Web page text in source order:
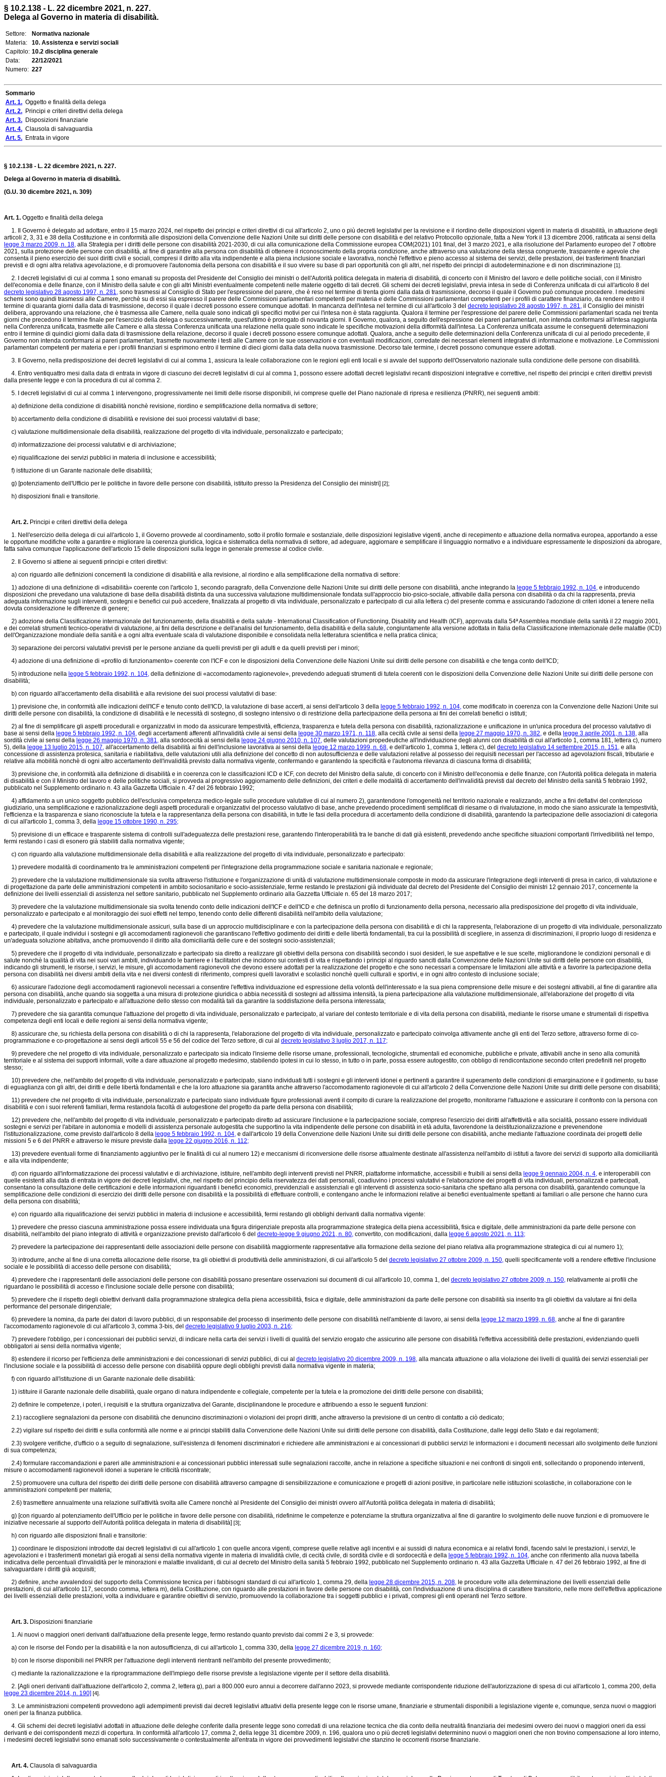
§ 10.2.138 - L. 22 dicembre 2021, n. 227.
Delega al Governo in materia di disabilità.
Settore:
Normativa nazionale
Materia:
10. Assistenza e servizi sociali
Capitolo: 10.2 disciplina generale
Data:
22/12/2021
Numero: 227
Sommario
Art. 1. Oggetto e finalità della delega
Art. 2. Principi e criteri direttivi della delega
Art. 3. Disposizioni finanziarie
Art. 4. Clausola di salvaguardia
Art. 5. Entrata in vigore
§ 10.2.138 - L. 22 dicembre 2021, n. 227.
Delega al Governo in materia di disabilità.
(G.U. 30 dicembre 2021, n. 309)
Art. 1. Oggetto e finalità della delega
1. Il Governo è delegato ad adottare, entro il 15 marzo 2024, nel rispetto dei principi e criteri direttivi di cui all'articolo 2, uno o più decreti legislativi per la revisione e il riordino delle disposizioni vigenti in materia di disabilità, in attuazione degli
articoli 2, 3, 31 e 38 della Costituzione e in conformità alle disposizioni della Convenzione delle Nazioni Unite sui diritti delle persone con disabilità e del relativo Protocollo opzionale, fatta a New York il 13 dicembre 2006, ratificata ai sensi della
legge 3 marzo 2009, n. 18, alla Strategia per i diritti delle persone con disabilità 2021-2030, di cui alla comunicazione della Commissione europea COM(2021) 101 final, del 3 marzo 2021, e alla risoluzione del Parlamento europeo del 7 ottobre
2021, sulla protezione delle persone con disabilità, al fine di garantire alla persona con disabilità di ottenere il riconoscimento della propria condizione, anche attraverso una valutazione della stessa congruente, trasparente e agevole che
consenta il pieno esercizio dei suoi diritti civili e sociali, compresi il diritto alla vita indipendente e alla piena inclusione sociale e lavorativa, nonchè l'effettivo e pieno accesso al sistema dei servizi, delle prestazioni, dei trasferimenti finanziari
previsti e di ogni altra relativa agevolazione, e di promuovere l'autonomia della persona con disabilità e il suo vivere su base di pari opportunità con gli altri, nel rispetto dei principi di autodeterminazione e di non discriminazione [1].
2. I decreti legislativi di cui al comma 1 sono emanati su proposta del Presidente del Consiglio dei ministri o dell'Autorità politica delegata in materia di disabilità, di concerto con il Ministro del lavoro e delle politiche sociali, con il Ministro
dell'economia e delle finanze, con il Ministro della salute e con gli altri Ministri eventualmente competenti nelle materie oggetto di tali decreti. Gli schemi dei decreti legislativi, previa intesa in sede di Conferenza unificata di cui all'articolo 8 del
decreto legislativo 28 agosto 1997, n. 281, sono trasmessi al Consiglio di Stato per l'espressione del parere, che è reso nel termine di trenta giorni dalla data di trasmissione, decorso il quale il Governo può comunque procedere. I medesimi
schemi sono quindi trasmessi alle Camere, perchè su di essi sia espresso il parere delle Commissioni parlamentari competenti per materia e delle Commissioni parlamentari competenti per i profili di carattere finanziario, da rendere entro il
termine di quaranta giorni dalla data di trasmissione, decorso il quale i decreti possono essere comunque adottati. In mancanza dell'intesa nel termine di cui all'articolo 3 del decreto legislativo 28 agosto 1997, n. 281, il Consiglio dei ministri
delibera, approvando una relazione, che è trasmessa alle Camere, nella quale sono indicati gli specifici motivi per cui l'intesa non è stata raggiunta. Qualora il termine per l'espressione del parere delle Commissioni parlamentari scada nei trenta
giorni che precedono il termine finale per l'esercizio della delega o successivamente, quest'ultimo è prorogato di novanta giorni. Il Governo, qualora, a seguito dell'espressione dei pareri parlamentari, non intenda conformarsi all'intesa raggiunta
nella Conferenza unificata, trasmette alle Camere e alla stessa Conferenza unificata una relazione nella quale sono indicate le specifiche motivazioni della difformità dall'intesa. La Conferenza unificata assume le conseguenti determinazioni
entro il termine di quindici giorni dalla data di trasmissione della relazione, decorso il quale i decreti possono essere comunque adottati. Qualora, anche a seguito delle determinazioni della Conferenza unificata di cui al periodo precedente, il
Governo non intenda conformarsi ai pareri parlamentari, trasmette nuovamente i testi alle Camere con le sue osservazioni e con eventuali modificazioni, corredate dei necessari elementi integrativi di informazione e motivazione. Le Commissioni
parlamentari competenti per materia e per i profili finanziari si esprimono entro il termine di dieci giorni dalla data della nuova trasmissione. Decorso tale termine, i decreti possono comunque essere adottati.
3. Il Governo, nella predisposizione dei decreti legislativi di cui al comma 1, assicura la leale collaborazione con le regioni egli enti locali e si avvale del supporto dell'Osservatorio nazionale sulla condizione delle persone con disabilità.
4. Entro ventiquattro mesi dalla data di entrata in vigore di ciascuno dei decreti legislativi di cui al comma 1, possono essere adottati decreti legislativi recanti disposizioni integrative e correttive, nel rispetto dei principi e criteri direttivi previsti
dalla presente legge e con la procedura di cui al comma 2.
5. I decreti legislativi di cui al comma 1 intervengono, progressivamente nei limiti delle risorse disponibili, ivi comprese quelle del Piano nazionale di ripresa e resilienza (PNRR), nei seguenti ambiti:
a) definizione della condizione di disabilità nonchè revisione, riordino e semplificazione della normativa di settore;
b) accertamento della condizione di disabilità e revisione dei suoi processi valutativi di base;
c) valutazione multidimensionale della disabilità, realizzazione del progetto di vita individuale, personalizzato e partecipato;
d) informatizzazione dei processi valutativi e di archiviazione;
e) riqualificazione dei servizi pubblici in materia di inclusione e accessibilità;
f) istituzione di un Garante nazionale delle disabilità;
g) [potenziamento dell'Ufficio per le politiche in favore delle persone con disabilità, istituito presso la Presidenza del Consiglio dei ministri] [2];
h) disposizioni finali e transitorie.
Art. 2. Principi e criteri direttivi della delega
1. Nell'esercizio della delega di cui all'articolo 1, il Governo provvede al coordinamento, sotto il profilo formale e sostanziale, delle disposizioni legislative vigenti, anche di recepimento e attuazione della normativa europea, apportando a esse
le opportune modifiche volte a garantire e migliorare la coerenza giuridica, logica e sistematica della normativa di settore, ad adeguare, aggiornare e semplificare il linguaggio normativo e a individuare espressamente le disposizioni da abrogare,
fatta salva comunque l'applicazione dell'articolo 15 delle disposizioni sulla legge in generale premesse al codice civile.
2. Il Governo si attiene ai seguenti principi e criteri direttivi:
a) con riguardo alle definizioni concernenti la condizione di disabilità e alla revisione, al riordino e alla semplificazione della normativa di settore:
1) adozione di una definizione di «disabilità» coerente con l'articolo 1, secondo paragrafo, della Convenzione delle Nazioni Unite sui diritti delle persone con disabilità, anche integrando la legge 5 febbraio 1992, n. 104, e introducendo
disposizioni che prevedano una valutazione di base della disabilità distinta da una successiva valutazione multidimensionale fondata sull'approccio bio-psico-sociale, attivabile dalla persona con disabilità o da chi la rappresenta, previa
adeguata informazione sugli interventi, sostegni e benefici cui può accedere, finalizzata al progetto di vita individuale, personalizzato e partecipato di cui alla lettera c) del presente comma e assicurando l'adozione di criteri idonei a tenere nella
dovuta considerazione le differenze di genere;
2) adozione della Classificazione internazionale del funzionamento, della disabilità e della salute - International Classification of Functioning, Disability and Health (ICF), approvata dalla 54ª Assemblea mondiale della sanità il 22 maggio 2001,
e dei correlati strumenti tecnico-operativi di valutazione, ai fini della descrizione e dell'analisi del funzionamento, della disabilità e della salute, congiuntamente alla versione adottata in Italia della Classificazione internazionale delle malattie (ICD)
dell'Organizzazione mondiale della sanità e a ogni altra eventuale scala di valutazione disponibile e consolidata nella letteratura scientifica e nella pratica clinica;
3) separazione dei percorsi valutativi previsti per le persone anziane da quelli previsti per gli adulti e da quelli previsti per i minori;
4) adozione di una definizione di «profilo di funzionamento» coerente con l'ICF e con le disposizioni della Convenzione delle Nazioni Unite sui diritti delle persone con disabilità e che tenga conto dell'ICD;
5) introduzione nella legge 5 febbraio 1992, n. 104, della definizione di «accomodamento ragionevole», prevedendo adeguati strumenti di tutela coerenti con le disposizioni della Convenzione delle Nazioni Unite sui diritti delle persone con
disabilità;
b) con riguardo all'accertamento della disabilità e alla revisione dei suoi processi valutativi di base:
1) previsione che, in conformità alle indicazioni dell'ICF e tenuto conto dell'ICD, la valutazione di base accerti, ai sensi dell'articolo 3 della legge 5 febbraio 1992, n. 104, come modificato in coerenza con la Convenzione delle Nazioni Unite sui
diritti delle persone con disabilità, la condizione di disabilità e le necessità di sostegno, di sostegno intensivo o di restrizione della partecipazione della persona ai fini dei correlati benefici o istituti;
2) al fine di semplificare gli aspetti procedurali e organizzativi in modo da assicurare tempestività, efficienza, trasparenza e tutela della persona con disabilità, razionalizzazione e unificazione in un'unica procedura del processo valutativo di
base ai sensi della legge 5 febbraio 1992, n. 104, degli accertamenti afferenti all'invalidità civile ai sensi della legge 30 marzo 1971, n. 118, alla cecità civile ai sensi della legge 27 maggio 1970, n. 382, e della legge 3 aprile 2001, n. 138, alla
sordità civile ai sensi della legge 26 maggio 1970, n. 381, alla sordocecità ai sensi della legge 24 giugno 2010, n. 107, delle valutazioni propedeutiche all'individuazione degli alunni con disabilità di cui all'articolo 1, comma 181, lettera c), numero
5), della legge 13 luglio 2015, n. 107, all'accertamento della disabilità ai fini dell'inclusione lavorativa ai sensi della legge 12 marzo 1999, n. 68, e dell'articolo 1, comma 1, lettera c), del decreto legislativo 14 settembre 2015, n. 151, e alla
concessione di assistenza protesica, sanitaria e riabilitativa, delle valutazioni utili alla definizione del concetto di non autosufficienza e delle valutazioni relative al possesso dei requisiti necessari per l'accesso ad agevolazioni fiscali, tributarie e
relative alla mobilità nonchè di ogni altro accertamento dell'invalidità previsto dalla normativa vigente, confermando e garantendo la specificità e l'autonoma rilevanza di ciascuna forma di disabilità;
3) previsione che, in conformità alla definizione di disabilità e in coerenza con le classificazioni ICD e ICF, con decreto del Ministro della salute, di concerto con il Ministro dell'economia e delle finanze, con l'Autorità politica delegata in materia
di disabilità e con il Ministro del lavoro e delle politiche sociali, si provveda al progressivo aggiornamento delle definizioni, dei criteri e delle modalità di accertamento dell'invalidità previsti dal decreto del Ministro della sanità 5 febbraio 1992,
pubblicato nel Supplemento ordinario n. 43 alla Gazzetta Ufficiale n. 47 del 26 febbraio 1992;
4) affidamento a un unico soggetto pubblico dell'esclusiva competenza medico-legale sulle procedure valutative di cui al numero 2), garantendone l'omogeneità nel territorio nazionale e realizzando, anche a fini deflativi del contenzioso
giudiziario, una semplificazione e razionalizzazione degli aspetti procedurali e organizzativi del processo valutativo di base, anche prevedendo procedimenti semplificati di riesame o di rivalutazione, in modo che siano assicurate la tempestività,
l'efficienza e la trasparenza e siano riconosciute la tutela e la rappresentanza della persona con disabilità, in tutte le fasi della procedura di accertamento della condizione di disabilità, garantendo la partecipazione delle associazioni di categoria
di cui all'articolo 1, comma 3, della legge 15 ottobre 1990, n. 295;
5) previsione di un efficace e trasparente sistema di controlli sull'adeguatezza delle prestazioni rese, garantendo l'interoperabilità tra le banche di dati già esistenti, prevedendo anche specifiche situazioni comportanti l'irrivedibilità nel tempo,
fermi restando i casi di esonero già stabiliti dalla normativa vigente;
c) con riguardo alla valutazione multidimensionale della disabilità e alla realizzazione del progetto di vita individuale, personalizzato e partecipato:
1) prevedere modalità di coordinamento tra le amministrazioni competenti per l'integrazione della programmazione sociale e sanitaria nazionale e regionale;
2) prevedere che la valutazione multidimensionale sia svolta attraverso l'istituzione e l'organizzazione di unità di valutazione multidimensionale composte in modo da assicurare l'integrazione degli interventi di presa in carico, di valutazione e
di progettazione da parte delle amministrazioni competenti in ambito sociosanitario e socio-assistenziale, ferme restando le prestazioni già individuate dal decreto del Presidente del Consiglio dei ministri 12 gennaio 2017, concernente la
definizione dei livelli essenziali di assistenza nel settore sanitario, pubblicato nel Supplemento ordinario alla Gazzetta Ufficiale n. 65 del 18 marzo 2017;
3) prevedere che la valutazione multidimensionale sia svolta tenendo conto delle indicazioni dell'ICF e dell'ICD e che definisca un profilo di funzionamento della persona, necessario alla predisposizione del progetto di vita individuale,
personalizzato e partecipato e al monitoraggio dei suoi effetti nel tempo, tenendo conto delle differenti disabilità nell'ambito della valutazione;
4) prevedere che la valutazione multidimensionale assicuri, sulla base di un approccio multidisciplinare e con la partecipazione della persona con disabilità e di chi la rappresenta, l'elaborazione di un progetto di vita individuale, personalizzato
e partecipato, il quale individui i sostegni e gli accomodamenti ragionevoli che garantiscano l'effettivo godimento dei diritti e delle libertà fondamentali, tra cui la possibilità di scegliere, in assenza di discriminazioni, il proprio luogo di residenza e
un'adeguata soluzione abitativa, anche promuovendo il diritto alla domiciliarità delle cure e dei sostegni socio-assistenziali;
5) prevedere che il progetto di vita individuale, personalizzato e partecipato sia diretto a realizzare gli obiettivi della persona con disabilità secondo i suoi desideri, le sue aspettative e le sue scelte, migliorandone le condizioni personali e di
salute nonchè la qualità di vita nei suoi vari ambiti, individuando le barriere e i facilitatori che incidono sui contesti di vita e rispettando i principi al riguardo sanciti dalla Convenzione delle Nazioni Unite sui diritti delle persone con disabilità,
indicando gli strumenti, le risorse, i servizi, le misure, gli accomodamenti ragionevoli che devono essere adottati per la realizzazione del progetto e che sono necessari a compensare le limitazioni alle attività e a favorire la partecipazione della
persona con disabilità nei diversi ambiti della vita e nei diversi contesti di riferimento, compresi quelli lavorativi e scolastici nonchè quelli culturali e sportivi, e in ogni altro contesto di inclusione sociale;
6) assicurare l'adozione degli accomodamenti ragionevoli necessari a consentire l'effettiva individuazione ed espressione della volontà dell'interessato e la sua piena comprensione delle misure e dei sostegni attivabili, al fine di garantire alla
persona con disabilità, anche quando sia soggetta a una misura di protezione giuridica o abbia necessità di sostegni ad altissima intensità, la piena partecipazione alla valutazione multidimensionale, all'elaborazione del progetto di vita
individuale, personalizzato e partecipato e all'attuazione dello stesso con modalità tali da garantire la soddisfazione della persona interessata;
7) prevedere che sia garantita comunque l'attuazione del progetto di vita individuale, personalizzato e partecipato, al variare del contesto territoriale e di vita della persona con disabilità, mediante le risorse umane e strumentali di rispettiva
competenza degli enti locali e delle regioni ai sensi della normativa vigente;
8) assicurare che, su richiesta della persona con disabilità o di chi la rappresenta, l'elaborazione del progetto di vita individuale, personalizzato e partecipato coinvolga attivamente anche gli enti del Terzo settore, attraverso forme di co-
programmazione e co-progettazione ai sensi degli articoli 55 e 56 del codice del Terzo settore, di cui al decreto legislativo 3 luglio 2017, n. 117;
9) prevedere che nel progetto di vita individuale, personalizzato e partecipato sia indicato l'insieme delle risorse umane, professionali, tecnologiche, strumentali ed economiche, pubbliche e private, attivabili anche in seno alla comunità
territoriale e al sistema dei supporti informali, volte a dare attuazione al progetto medesimo, stabilendo ipotesi in cui lo stesso, in tutto o in parte, possa essere autogestito, con obbligo di rendicontazione secondo criteri predefiniti nel progetto
stesso;
10) prevedere che, nell'ambito del progetto di vita individuale, personalizzato e partecipato, siano individuati tutti i sostegni e gli interventi idonei e pertinenti a garantire il superamento delle condizioni di emarginazione e il godimento, su base
di eguaglianza con gli altri, dei diritti e delle libertà fondamentali e che la loro attuazione sia garantita anche attraverso l'accomodamento ragionevole di cui all'articolo 2 della Convenzione delle Nazioni Unite sui diritti delle persone con disabilità;
11) prevedere che nel progetto di vita individuale, personalizzato e partecipato siano individuate figure professionali aventi il compito di curare la realizzazione del progetto, monitorarne l'attuazione e assicurare il confronto con la persona con
disabilità e con i suoi referenti familiari, ferma restandola facoltà di autogestione del progetto da parte della persona con disabilità;
12) prevedere che, nell'ambito del progetto di vita individuale, personalizzato e partecipato diretto ad assicurare l'inclusione e la partecipazione sociale, compreso l'esercizio dei diritti all'affettività e alla socialità, possano essere individuati
sostegni e servizi per l'abitare in autonomia e modelli di assistenza personale autogestita che supportino la vita indipendente delle persone con disabilità in età adulta, favorendone la deistituzionalizzazione e prevenendone
l'istituzionalizzazione, come previsto dall'articolo 8 della legge 5 febbraio 1992, n. 104, e dall'articolo 19 della Convenzione delle Nazioni Unite sui diritti delle persone con disabilità, anche mediante l'attuazione coordinata dei progetti delle
missioni 5 e 6 del PNRR e attraverso le misure previste dalla legge 22 giugno 2016, n. 112;
13) prevedere eventuali forme di finanziamento aggiuntivo per le finalità di cui al numero 12) e meccanismi di riconversione delle risorse attualmente destinate all'assistenza nell'ambito di istituti a favore dei servizi di supporto alla domiciliarità
e alla vita indipendente;
d) con riguardo all'informatizzazione dei processi valutativi e di archiviazione, istituire, nell'ambito degli interventi previsti nel PNRR, piattaforme informatiche, accessibili e fruibili ai sensi della legge 9 gennaio 2004, n. 4, e interoperabili con
quelle esistenti alla data di entrata in vigore dei decreti legislativi, che, nel rispetto del principio della riservatezza dei dati personali, coadiuvino i processi valutativi e l'elaborazione dei progetti di vita individuali, personalizzati e partecipati,
consentano la consultazione delle certificazioni e delle informazioni riguardanti i benefici economici, previdenziali e assistenziali e gli interventi di assistenza socio-sanitaria che spettano alla persona con disabilità, garantendo comunque la
semplificazione delle condizioni di esercizio dei diritti delle persone con disabilità e la possibilità di effettuare controlli, e contengano anche le informazioni relative ai benefici eventualmente spettanti ai familiari o alle persone che hanno cura
della persona con disabilità;
e) con riguardo alla riqualificazione dei servizi pubblici in materia di inclusione e accessibilità, fermi restando gli obblighi derivanti dalla normativa vigente:
1) prevedere che presso ciascuna amministrazione possa essere individuata una figura dirigenziale preposta alla programmazione strategica della piena accessibilità, fisica e digitale, delle amministrazioni da parte delle persone con
disabilità, nell'ambito del piano integrato di attività e organizzazione previsto dall'articolo 6 del decreto-legge 9 giugno 2021, n. 80, convertito, con modificazioni, dalla legge 6 agosto 2021, n. 113;
2) prevedere la partecipazione dei rappresentanti delle associazioni delle persone con disabilità maggiormente rappresentative alla formazione della sezione del piano relativa alla programmazione strategica di cui al numero 1);
3) introdurre, anche al fine di una corretta allocazione delle risorse, tra gli obiettivi di produttività delle amministrazioni, di cui all'articolo 5 del decreto legislativo 27 ottobre 2009, n. 150, quelli specificamente volti a rendere effettive l'inclusione
sociale e le possibilità di accesso delle persone con disabilità;
4) prevedere che i rappresentanti delle associazioni delle persone con disabilità possano presentare osservazioni sui documenti di cui all'articolo 10, comma 1, del decreto legislativo 27 ottobre 2009, n. 150, relativamente ai profili che
riguardano le possibilità di accesso e l'inclusione sociale delle persone con disabilità;
5) prevedere che il rispetto degli obiettivi derivanti dalla programmazione strategica della piena accessibilità, fisica e digitale, delle amministrazioni da parte delle persone con disabilità sia inserito tra gli obiettivi da valutare ai fini della
performance del personale dirigenziale;
6) prevedere la nomina, da parte dei datori di lavoro pubblici, di un responsabile del processo di inserimento delle persone con disabilità nell'ambiente di lavoro, ai sensi della legge 12 marzo 1999, n. 68, anche al fine di garantire
l'accomodamento ragionevole di cui all'articolo 3, comma 3-bis, del decreto legislativo 9 luglio 2003, n. 216;
7) prevedere l'obbligo, per i concessionari dei pubblici servizi, di indicare nella carta dei servizi i livelli di qualità del servizio erogato che assicurino alle persone con disabilità l'effettiva accessibilità delle prestazioni, evidenziando quelli
obbligatori ai sensi della normativa vigente;
8) estendere il ricorso per l'efficienza delle amministrazioni e dei concessionari di servizi pubblici, di cui al decreto legislativo 20 dicembre 2009, n. 198, alla mancata attuazione o alla violazione dei livelli di qualità dei servizi essenziali per
l'inclusione sociale e la possibilità di accesso delle persone con disabilità oppure degli obblighi previsti dalla normativa vigente in materia;
f) con riguardo all'istituzione di un Garante nazionale delle disabilità:
1) istituire il Garante nazionale delle disabilità, quale organo di natura indipendente e collegiale, competente per la tutela e la promozione dei diritti delle persone con disabilità;
2) definire le competenze, i poteri, i requisiti e la struttura organizzativa del Garante, disciplinandone le procedure e attribuendo a esso le seguenti funzioni:
2.1) raccogliere segnalazioni da persone con disabilità che denuncino discriminazioni o violazioni dei propri diritti, anche attraverso la previsione di un centro di contatto a ciò dedicato;
2.2) vigilare sul rispetto dei diritti e sulla conformità alle norme e ai principi stabiliti dalla Convenzione delle Nazioni Unite sui diritti delle persone con disabilità, dalla Costituzione, dalle leggi dello Stato e dai regolamenti;
2.3) svolgere verifiche, d'ufficio o a seguito di segnalazione, sull'esistenza di fenomeni discriminatori e richiedere alle amministrazioni e ai concessionari di pubblici servizi le informazioni e i documenti necessari allo svolgimento delle funzioni
di sua competenza;
2.4) formulare raccomandazioni e pareri alle amministrazioni e ai concessionari pubblici interessati sulle segnalazioni raccolte, anche in relazione a specifiche situazioni e nei confronti di singoli enti, sollecitando o proponendo interventi,
misure o accomodamenti ragionevoli idonei a superare le criticità riscontrate;
2.5) promuovere una cultura del rispetto dei diritti delle persone con disabilità attraverso campagne di sensibilizzazione e comunicazione e progetti di azioni positive, in particolare nelle istituzioni scolastiche, in collaborazione con le
amministrazioni competenti per materia;
2.6) trasmettere annualmente una relazione sull'attività svolta alle Camere nonchè al Presidente del Consiglio dei ministri ovvero all'Autorità politica delegata in materia di disabilità;
g) [con riguardo al potenziamento dell'Ufficio per le politiche in favore delle persone con disabilità, ridefinirne le competenze e potenziarne la struttura organizzativa al fine di garantire lo svolgimento delle nuove funzioni e di promuovere le
iniziative necessarie al supporto dell'Autorità politica delegata in materia di disabilità] [3];
h) con riguardo alle disposizioni finali e transitorie:
1) coordinare le disposizioni introdotte dai decreti legislativi di cui all'articolo 1 con quelle ancora vigenti, comprese quelle relative agli incentivi e ai sussidi di natura economica e ai relativi fondi, facendo salvi le prestazioni, i servizi, le
agevolazioni e i trasferimenti monetari già erogati ai sensi della normativa vigente in materia di invalidità civile, di cecità civile, di sordità civile e di sordocecità e della legge 5 febbraio 1992, n. 104, anche con riferimento alla nuova tabella
indicativa delle percentuali d'invalidità per le minorazioni e malattie invalidanti, di cui al decreto del Ministro della sanità 5 febbraio 1992, pubblicato nel Supplemento ordinario n. 43 alla Gazzetta Ufficiale n. 47 del 26 febbraio 1992, al fine di
salvaguardare i diritti già acquisiti;
2) definire, anche avvalendosi del supporto della Commissione tecnica per i fabbisogni standard di cui all'articolo 1, comma 29, della legge 28 dicembre 2015, n. 208, le procedure volte alla determinazione dei livelli essenziali delle
prestazioni, di cui all'articolo 117, secondo comma, lettera m), della Costituzione, con riguardo alle prestazioni in favore delle persone con disabilità, con l'individuazione di una disciplina di carattere transitorio, nelle more dell'effettiva applicazione
dei livelli essenziali delle prestazioni, volta a individuare e garantire obiettivi di servizio, promuovendo la collaborazione tra i soggetti pubblici e i privati, compresi gli enti operanti nel Terzo settore.
Art. 3. Disposizioni finanziarie
1. Ai nuovi o maggiori oneri derivanti dall'attuazione della presente legge, fermo restando quanto previsto dai commi 2 e 3, si provvede:
a) con le risorse del Fondo per la disabilità e la non autosufficienza, di cui all'articolo 1, comma 330, della legge 27 dicembre 2019, n. 160;
b) con le risorse disponibili nel PNRR per l'attuazione degli interventi rientranti nell'ambito del presente provvedimento;
c) mediante la razionalizzazione e la riprogrammazione dell'impiego delle risorse previste a legislazione vigente per il settore della disabilità.
2. [Agli oneri derivanti dall'attuazione dell'articolo 2, comma 2, lettera g), pari a 800.000 euro annui a decorrere dall'anno 2023, si provvede mediante corrispondente riduzione dell'autorizzazione di spesa di cui all'articolo 1, comma 200, della
legge 23 dicembre 2014, n. 190] [4].
3. Le amministrazioni competenti provvedono agli adempimenti previsti dai decreti legislativi attuativi della presente legge con le risorse umane, finanziarie e strumentali disponibili a legislazione vigente e, comunque, senza nuovi o maggiori
oneri per la finanza pubblica.
4. Gli schemi dei decreti legislativi adottati in attuazione delle deleghe conferite dalla presente legge sono corredati di una relazione tecnica che dia conto della neutralità finanziaria dei medesimi ovvero dei nuovi o maggiori oneri da essi
derivanti e dei corrispondenti mezzi di copertura. In conformità all'articolo 17, comma 2, della legge 31 dicembre 2009, n. 196, qualora uno o più decreti legislativi determinino nuovi o maggiori oneri che non trovino compensazione al loro interno,
i medesimi decreti legislativi sono emanati solo successivamente o contestualmente all'entrata in vigore dei provvedimenti legislativi che stanzino le occorrenti risorse finanziarie.
Art. 4. Clausola di salvaguardia